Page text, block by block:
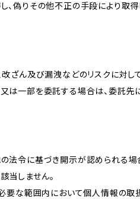
、偽りその他不正の手段により取得
改ざん及び漏洩などのリスクに対
は一部を委託する場合は、委託
法令に基づき開示が認められる
当しません。
必要な範囲内において個人情報